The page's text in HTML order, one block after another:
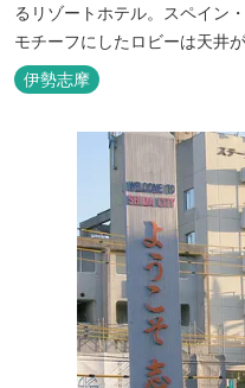
るリゾートホテル。スペイン
モチーフにしたロビーは天井
す。客室棟にある中庭もコル
しており、ホテル内を散策する
ペインの雰囲気が溢れた客室
クタールーム、最大6名様まで
伊勢志摩